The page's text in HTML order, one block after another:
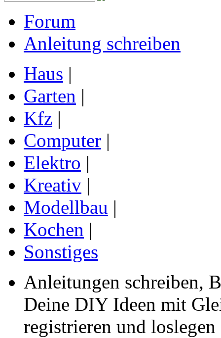
Forum
Anleitung schreiben
Haus |
Garten |
Kfz |
Computer |
Elektro |
Kreativ |
Modellbau |
Kochen |
Sonstiges
Anleitungen schreiben,
Deine DIY Ideen mit
registrieren und loslegen